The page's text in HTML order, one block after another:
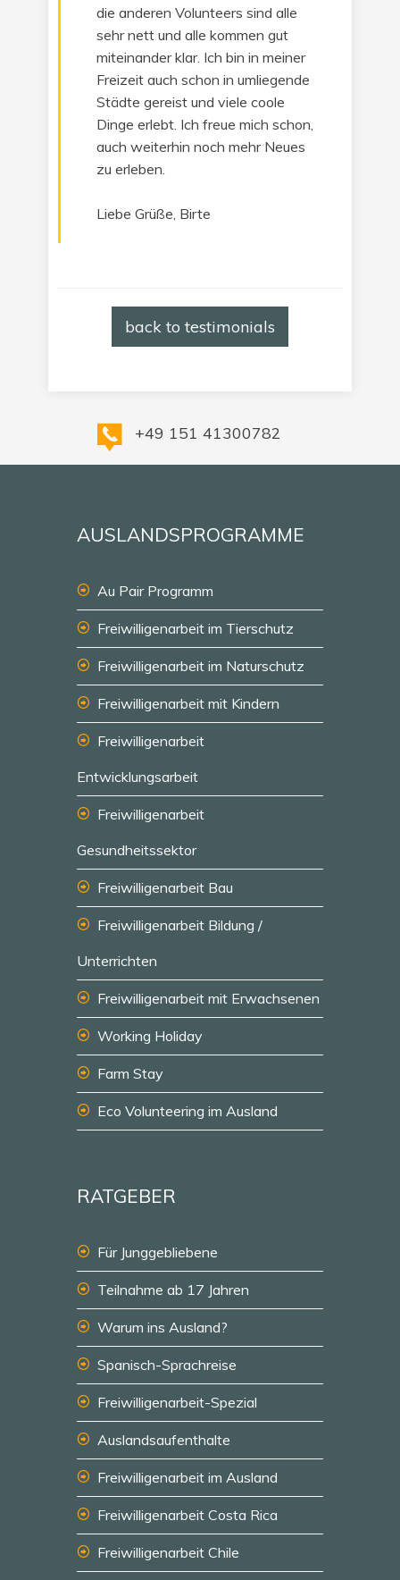
die anderen Volunteers sind alle
sehr nett und alle kommen gut
miteinander klar. Ich bin in meiner
Freizeit auch schon in umliegende
Städte gereist und viele coole
Dinge erlebt. Ich freue mich schon,
auch weiterhin noch mehr Neues
zu erleben.
Liebe Grüße, Birte
back to testimonials
+49 151 41300782
AUSLANDSPROGRAMME
Au Pair Programm
Freiwilligenarbeit im Tierschutz
Freiwilligenarbeit im Naturschutz
Freiwilligenarbeit mit Kindern
Freiwilligenarbeit
Entwicklungsarbeit
Freiwilligenarbeit
Gesundheitssektor
Freiwilligenarbeit Bau
Freiwilligenarbeit Bildung /
Unterrichten
Freiwilligenarbeit mit Erwachsenen
Working Holiday
Farm Stay
Eco Volunteering im Ausland
RATGEBER
Für Junggebliebene
Teilnahme ab 17 Jahren
Warum ins Ausland?
Spanisch-Sprachreise
Freiwilligenarbeit-Spezial
Auslandsaufenthalte
Freiwilligenarbeit im Ausland
Freiwilligenarbeit Costa Rica
Freiwilligenarbeit Chile